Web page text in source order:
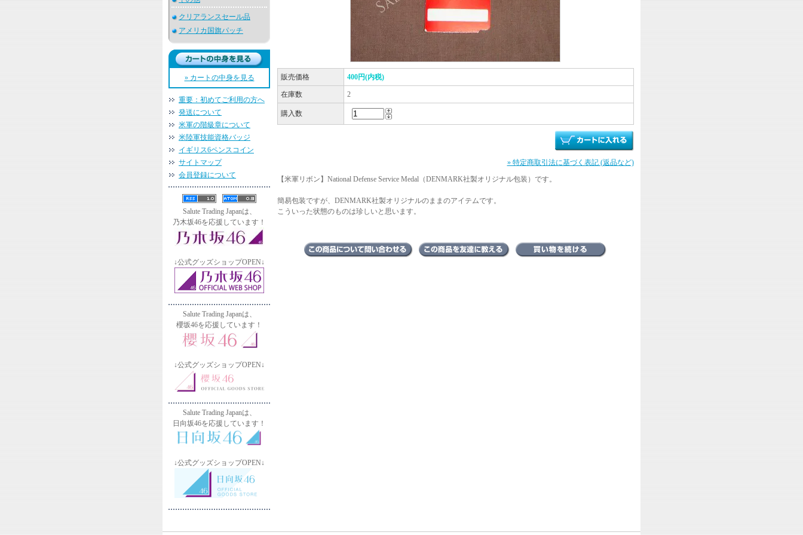
クリアランスセール品
アメリカ国旗パッチ
» カートの中身を見る
重要：初めてご利用の方へ
発送について
米軍の階級章について
米陸軍技能資格バッジ
イギリス6ペンスコイン
サイトマップ
会員登録について
Salute Trading Japanは、
乃木坂46を応援しています！
↓公式グッズショップOPEN↓
Salute Trading Japanは、
櫻坂46を応援しています！
↓公式グッズショップOPEN↓
Salute Trading Japanは、
日向坂46を応援しています！
↓公式グッズショップOPEN↓
販売価格 400円(内税)
在庫数 2
購入数
» 特定商取引法に基づく表記 (返品など)
【米軍リボン】National Defense Service Medal（DENMARK社製オリジナル包装）です。
簡易包装ですが、DENMARK社製オリジナルのままのアイテムです。
こういった状態のものは珍しいと思います。